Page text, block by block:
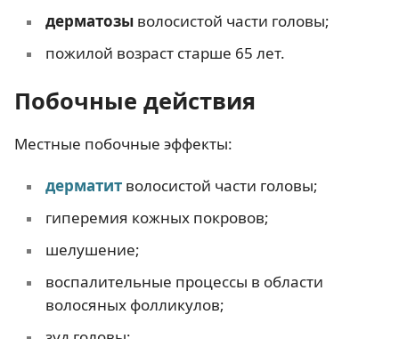
дерматозыволосистой части головы;
пожилой возраст старше 65 лет.
Побочные действия
Местные побочные эффекты:
дерматитволосистой части головы;
гиперемия кожных покровов;
шелушение;
воспалительные процессы в области
волосяных фолликулов;